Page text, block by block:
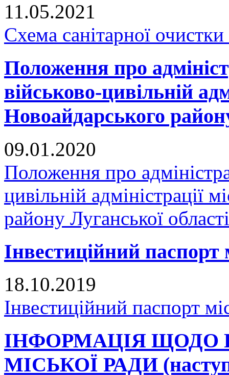
11.05.2021
Схема санітарної
Положення про
військово-цивільній
Новоайдарського
09.01.2020
Положення про
цивільній адміністрації
району Луганської області
Інвестиційний
18.10.2019
Інвестиційний паспорт
ІНФОРМАЦІЯ ЩОДО
МІСЬКОЇ РАДИ